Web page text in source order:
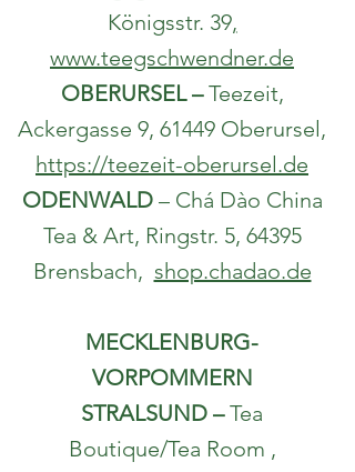
Königsstr. 39,
www.teegschwendner.de
OBERURSEL –Teezeit,
Ackergasse 9, 61449 Oberursel,
https://teezeit-oberursel.de
ODENWALD– Chá Dào China
Tea & Art, Ringstr. 5, 64395
Brensbach, shop.chadao.de
MECKLENBURG-
VORPOMMERN
STRALSUND –Tea
Boutique/Tea Room ,